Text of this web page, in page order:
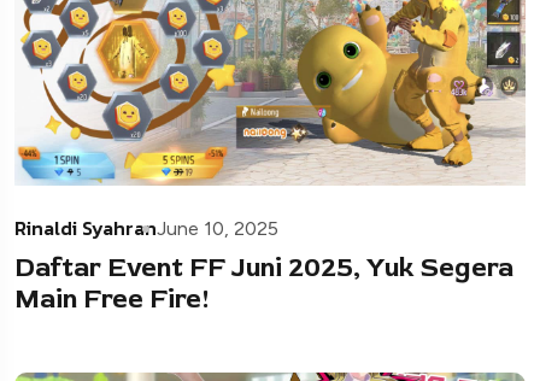
Rinaldi SyahranJune 10, 2025
Daftar Event FF Juni 2025, Yuk Segera
Main Free Fire!